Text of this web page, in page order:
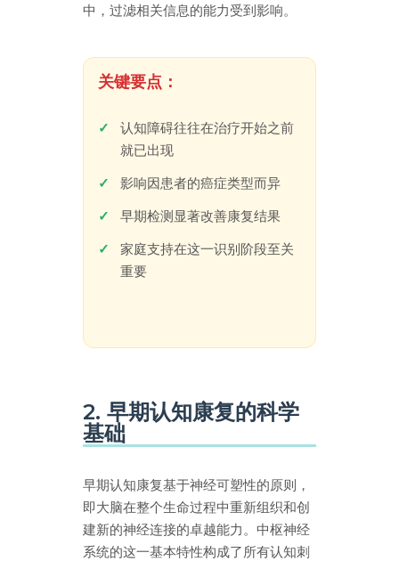
中，过滤相关信息的能力受到影响。
关键要点：
认知障碍往往在治疗开始之前
就已出现
影响因患者的癌症类型而异
早期检测显著改善康复结果
家庭支持在这一识别阶段至关
重要
2. 早期认知康复的科学
基础
早期认知康复基于神经可塑性的原则，
即大脑在整个生命过程中重新组织和创
建新的神经连接的卓越能力。中枢神经
系统的这一基本特性构成了所有认知刺